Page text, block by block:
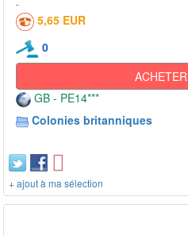
5,65 EUR
0
ACHETER
GB - PE14***
Colonies britanniques
+ ajout à ma sélection